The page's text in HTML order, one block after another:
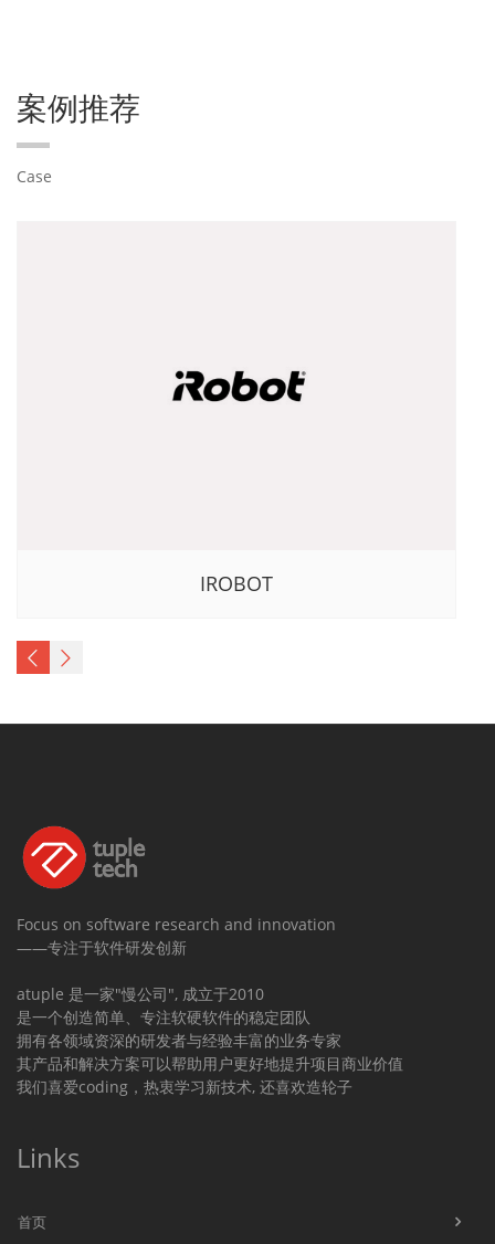
案例推荐
Case
IROBOT
Focus on software research and innovation
——专注于软件研发创新
atuple 是一家"慢公司", 成立于2010
是一个创造简单、专注软硬软件的稳定团队
拥有各领域资深的研发者与经验丰富的业务专家
其产品和解决方案可以帮助用户更好地提升项目商业价值
我们喜爱coding，热衷学习新技术, 还喜欢造轮子
Links
首页